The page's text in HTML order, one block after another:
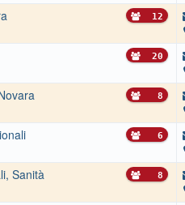
12
20
8
6
Sanità 8